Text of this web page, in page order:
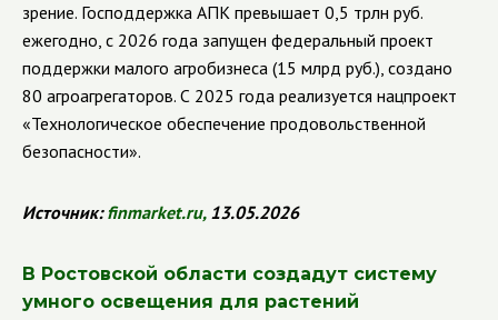
зрение. Господдержка АПК превышает 0,5 трлн руб.
ежегодно, с 2026 года запущен федеральный проект
поддержки малого агробизнеса (15 млрд руб.), создано
80 агроагрегаторов. С 2025 года реализуется нацпроект
«Технологическое обеспечение продовольственной
безопасности».
Источник: finmarket.ru,13.05.2026
В Ростовской области создадут систему
умного освещения для растений